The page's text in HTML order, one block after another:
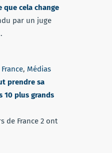
que cela change
par un juge
France, Médias
prendre sa
10 plus grands
de France 2 ont